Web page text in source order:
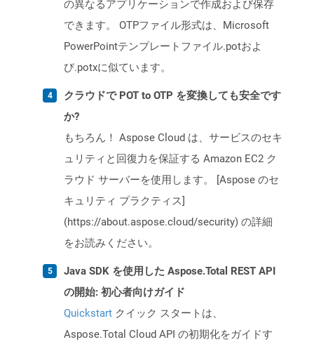
の異なるアプリケーションで作成および保存
できます。 OTPファイル形式は、Microsoft
PowerPointテンプレートファイル.potおよ
び.potxに似ています。
クラウドで POT to OTP を変換しても安全です
か?
もちろん！ Aspose Cloud は、サービスのセキ
ュリティと回復力を保証する Amazon EC2 ク
ラウド サーバーを使用します。 [Aspose のセ
キュリティ プラクティス]
(https://about.aspose.cloud/security) の詳細
をお読みください。
Java SDK を使用した Aspose.Total REST API
の開始: 初心者向けガイド
Quickstart クイック スタートは、
Aspose.Total Cloud API の初期化をガイドす